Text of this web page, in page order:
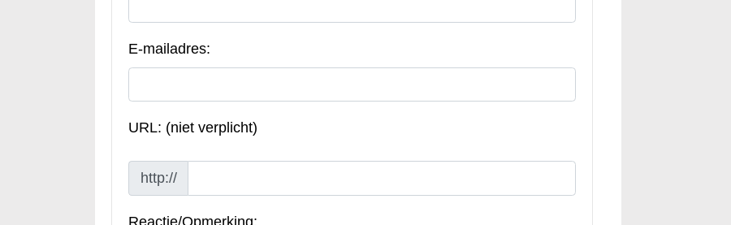
E-mailadres:
URL: (niet verplicht)
http://
Reactie/Opmerking: